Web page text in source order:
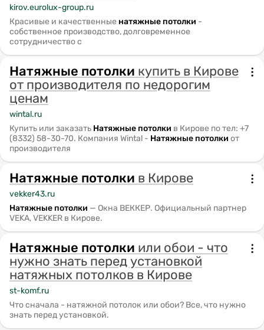
kirov.eurolux-group.ru
Красивые и качественные натяжные потолки -
собственное производство, долговременное
сотрудничество с
Натяжные потолки купить в Кирове
от производителя по недорогим
ценам
wintal.ru
Купить или заказать Натяжные потолки в Кирове по тел: +7
(8332) 58-30-70. Компания Wintal - Натяжные потолки от
производителя
Натяжные потолки в Кирове
vekker43.ru
Натяжные потолки — Окна ВЕККЕР. Официальный партнер
VEKA, VEKKER в Кирове.
Натяжные потолки или обои - что
нужно знать перед установкой
натяжных потолков в Кирове
st-komf.ru
Что сначала - натяжной потолок или обои? Все, что нужно
знать перед установкой.